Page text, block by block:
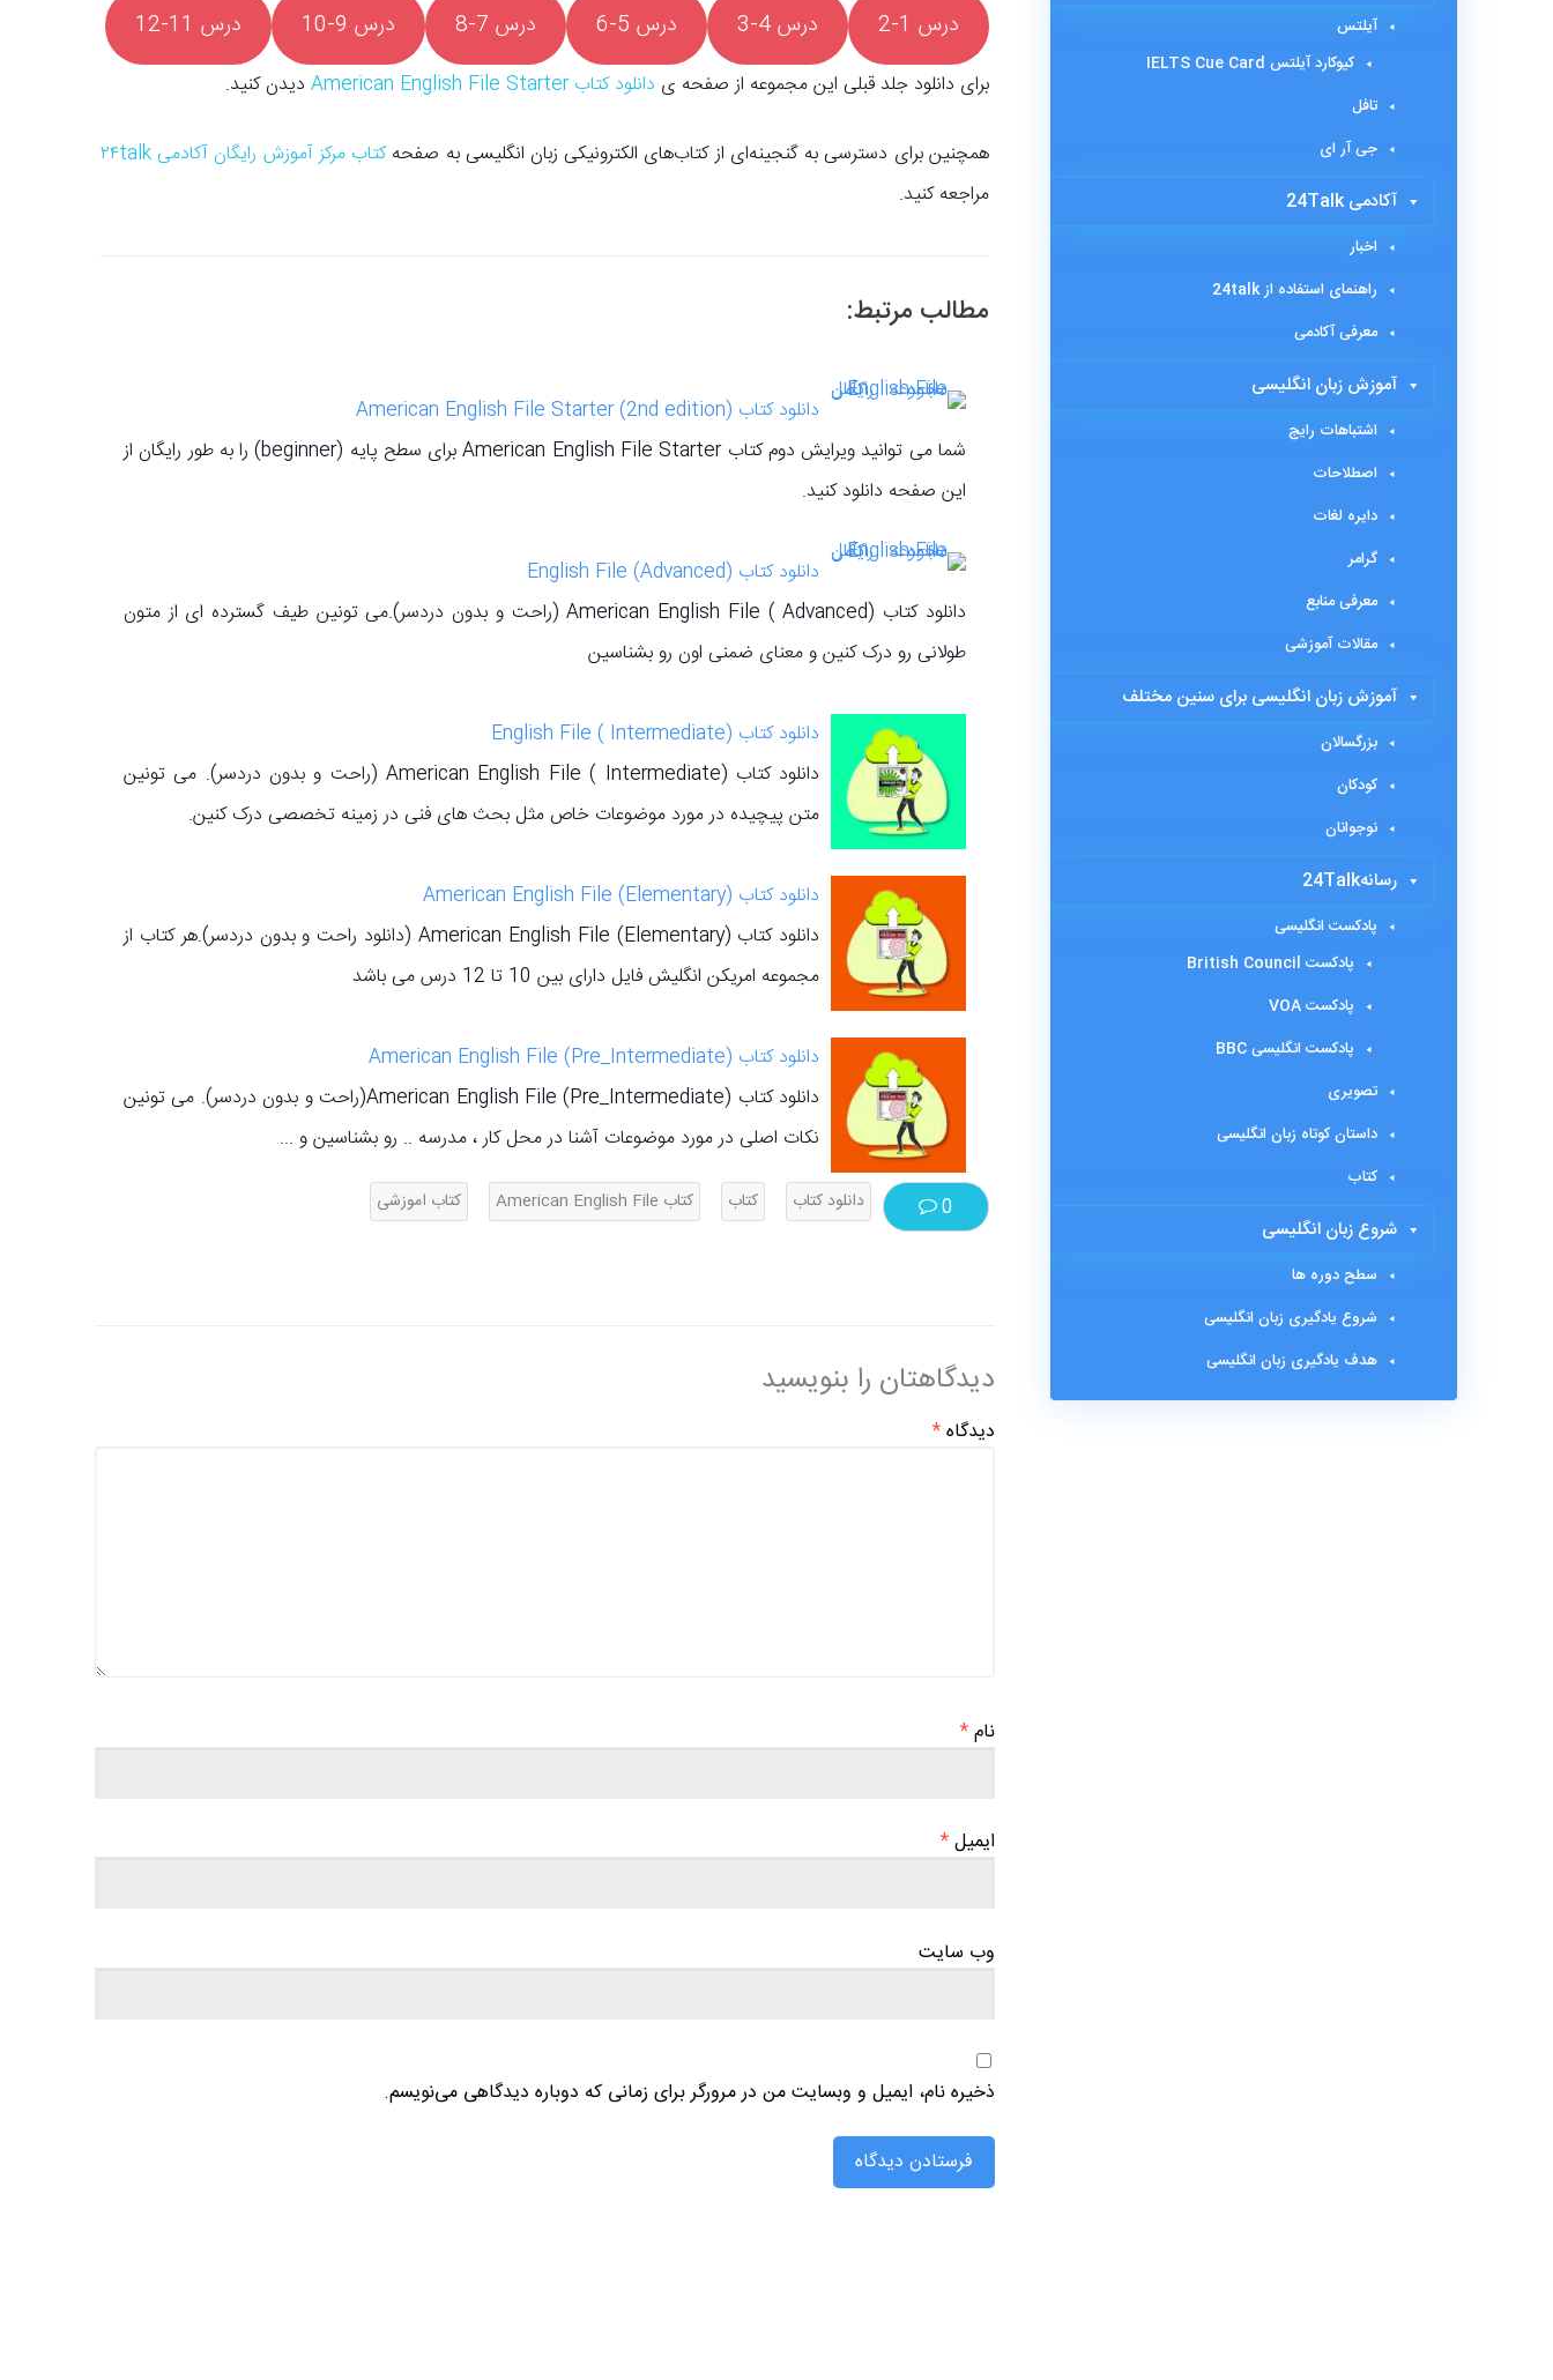
درس 1-2 درس 4-3 درس 5-6 درس 7-8 درس 9-10 درس 11-12
برای دانلود جلد قبلی این مجموعه از صفحه ی دانلود کتاب American English File Starter دیدن کنید.
همچنین برای دسترسی به گنجینه‌ای از کتاب‌های الکترونیکی زبان انگلیسی به صفحهکتاب مرکز آموزش رایگان آکادمی ۲۴talk
مراجعه کنید.
مطالب مرتبط:
دانلود کتاب American English File Starter (2nd edition)
شما می توانید ویرایش دوم کتاب American English File Starter برای سطح پایه (beginner) را به طور رایگان از
این صفحه دانلود کنید.
دانلود کتاب (English File (Advanced
دانلود کتاب (American English File ( Advanced (راحت و بدون دردسر).می تونین طیف گسترده ای از متون
طولانی رو درک کنین و معنای ضمنی اون رو بشناسین
دانلود کتاب (English File ( Intermediate
دانلود کتاب (American English File ( Intermediate (راحت و بدون دردسر). می تونین
متن پیچیده در مورد موضوعات خاص‌‌ مثل بحث های فنی در زمینه تخصصی درک کنین.
دانلود کتاب (American English File (Elementary
دانلود کتاب (American English File (Elementary (دانلود راحت و بدون دردسر).هر کتاب از
مجموعه امریکن انگلیش فایل دارای بین 10 تا 12 درس می باشد
دانلود کتاب (American English File (Pre_Intermediate
دانلود کتاب (American English File (Pre_Intermediate(راحت و بدون دردسر). می تونین
نکات اصلی در مورد موضوعات آشنا در محل کار ، مدرسه .. رو بشناسین و ...
0 دانلود کتاب کتاب کتاب American English File کتاب اموزشی
دیدگاهتان را بنویسید
دیدگاه*
نام*
ایمیل*
وب‌ سایت
ذخیره نام، ایمیل و وبسایت من در مرورگر برای زمانی که دوباره دیدگاهی می‌نویسم.
آیلتس
کیوکارد آیلتس IELTS Cue Card
تافل
جی آر ای
آکادمی 24Talk
اخبار
راهنمای استفاده از 24talk
معرفی آکادمی
آموزش زبان انگلیسی
اشتباهات رایج
اصطلاحات
دایره لغات
گرامر
معرفی منابع
مقالات آموزشی
آموزش زبان انگلیسی برای سنین مختلف
بزرگسالان
کودکان
نوجوانان
رسانه24Talk
پادکست انگلیسی
پادکست British Council
پادکست VOA
پادکست انگلیسی BBC
تصویری
داستان کوتاه زبان انگلیسی
کتاب
شروع زبان انگلیسی
سطح دوره ها
شروع یادگیری زبان انگلیسی
هدف یادگیری زبان انگلیسی